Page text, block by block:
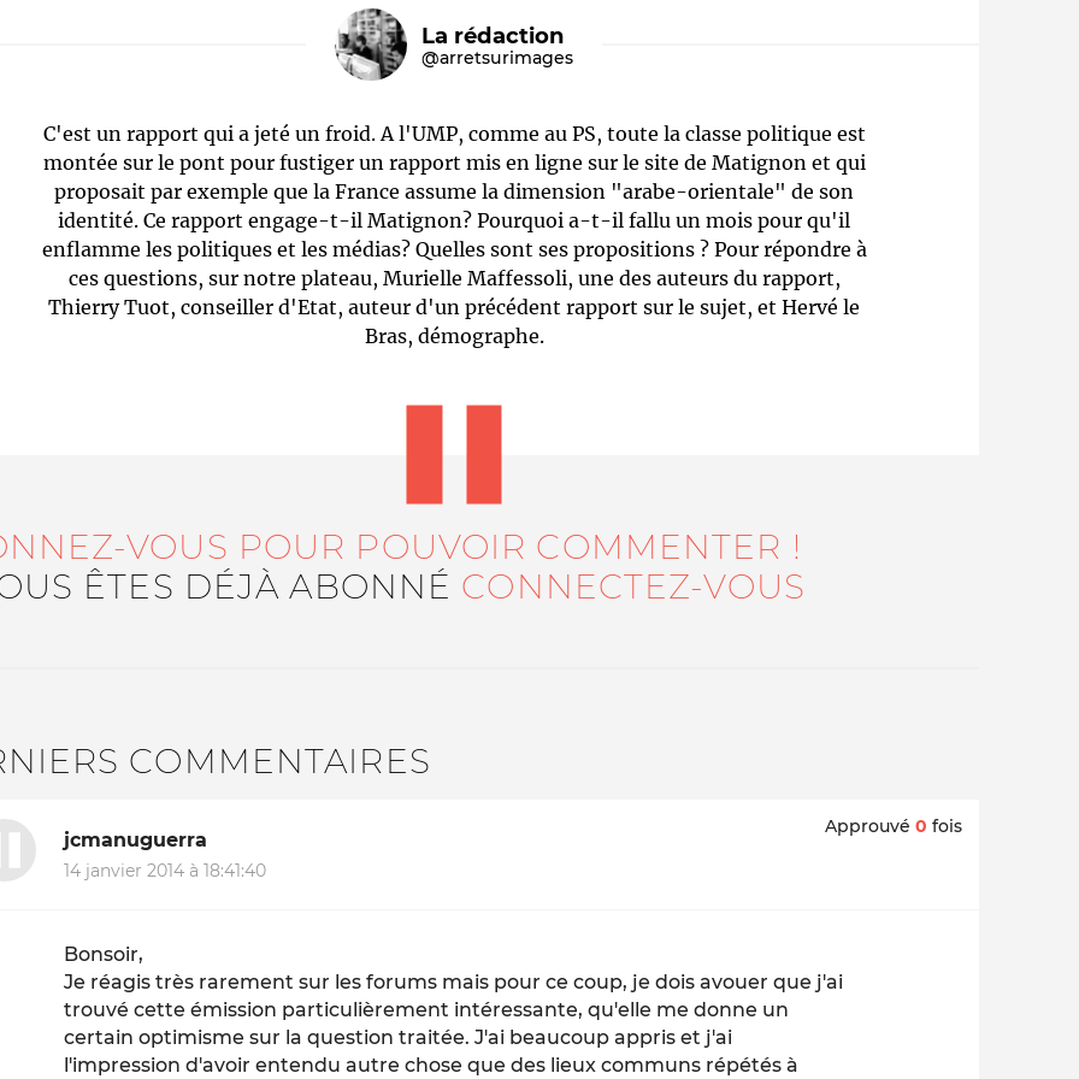
Le médiateur L'équipe Qui sommes-nous ?
La rédaction
@arretsurimages
C'est un rapport qui a jeté un froid. A l'UMP, comme au PS, toute la classe politique est
montée sur le pont pour fustiger un rapport mis en ligne sur le site de Matignon et qui
proposait par exemple que la France assume la dimension "arabe-orientale" de son
identité. Ce rapport engage-t-il Matignon? Pourquoi a-t-il fallu un mois pour qu'il
enflamme les politiques et les médias? Quelles sont ses propositions ? Pour répondre à
ces questions, sur notre plateau, Murielle Maffessoli, une des auteurs du rapport,
Thierry Tuot, conseiller d'Etat, auteur d'un précédent rapport sur le sujet, et Hervé le
Bras, démographe.
VOUS POUR POUVOIR COMMENTER !
ÊTES DÉJÀ ABONNÉ CONNECTEZ-VOUS
COMMENTAIRES
jcmanuguerra
14 janvier 2014 à 18:41:40
Approuvé 0 fois
Bonsoir,
Je réagis très rarement sur les forums mais pour ce coup, je dois avouer que j'ai
trouvé cette émission particulièrement intéressante, qu'elle me donne un
certain optimisme sur la question traitée. J'ai beaucoup appris et j'ai
l'impression d'avoir entendu autre chose que des lieux communs répétés à